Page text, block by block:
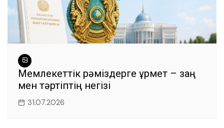
Мемлекеттік рәміздерге құрмет – заң
мен тәртіптің негізі
31.07.2026